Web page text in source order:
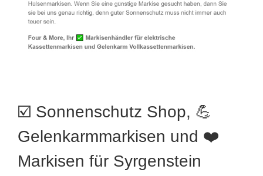
☑️ Sonnenschutz Shop, 💪
Gelenkarmmarkisen und ❤️
Markisen für Syrgenstein